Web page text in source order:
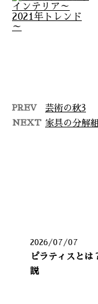
PREV 芸術の秋3
NEXT 家具の分解
2026/07/07
ピラティスとは
説